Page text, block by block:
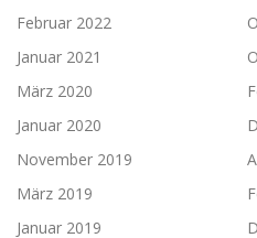
Februar 2022
Januar 2021
März 2020
Januar 2020
November 2019
März 2019
Januar 2019